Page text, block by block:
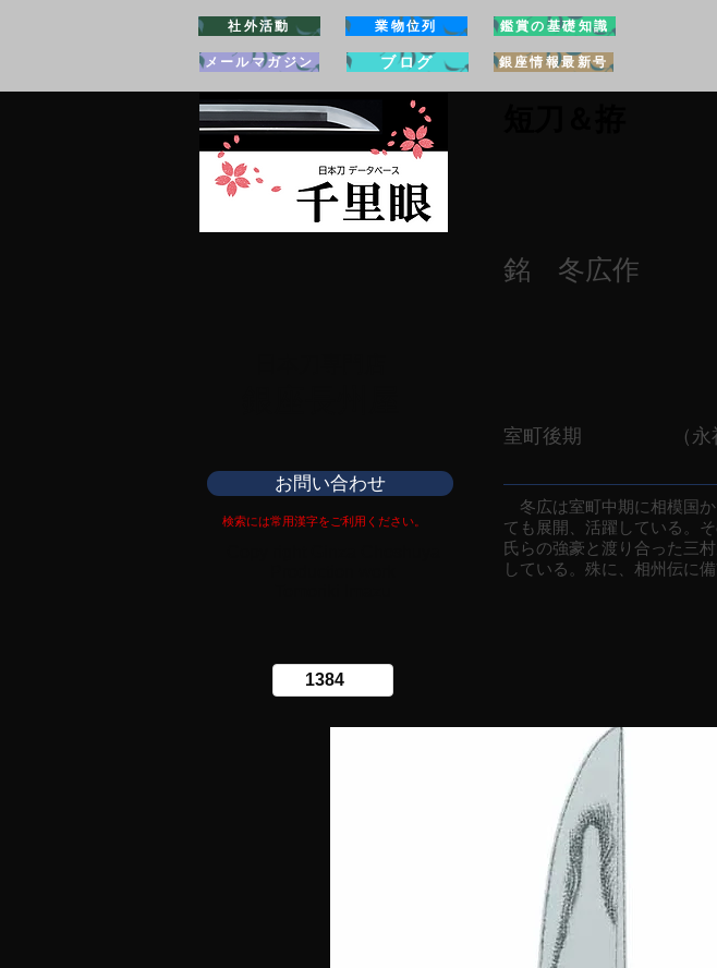
社外活動 業物位列 鑑賞の基礎知識
メールマガジン ブログ 銀座情報最新号
銘 冬広作
室町後期 （
お問い合わせ
検索には常用漢字をご利用ください。
冬広は室町中期に相模国
ても展開、活躍している。
氏らの強豪と渡り合った三
している。殊に、相州伝に